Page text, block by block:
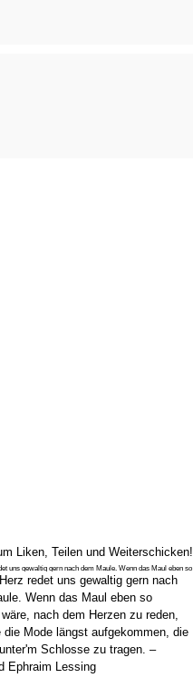
Liken, Teilen und Weiterschicken!
uns gewaltig gern nach dem Maule. Wenn das Maul eben so